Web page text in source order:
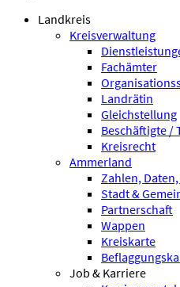
Landkreis
Kreisverwaltung
Fachämter
Landrätin
Gleichstellung
Beschäftigte /
Kreisrecht
Ammerland
Zahlen,
Stadt &
Partnerschaft
Wappen
Kreiskarte
Job & Karriere